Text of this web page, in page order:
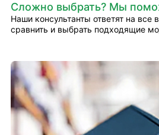
Сложно выбрать? Мы
Наши консультанты ответят на все
сравнить и выбрать подходящие